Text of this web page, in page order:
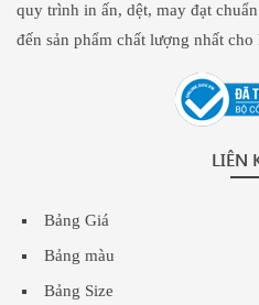
quy trình in ấn, dệt, may đạt
đến sản phẩm chất lượng nhất
LIÊN
Bảng Giá
Bảng màu
Bảng Size